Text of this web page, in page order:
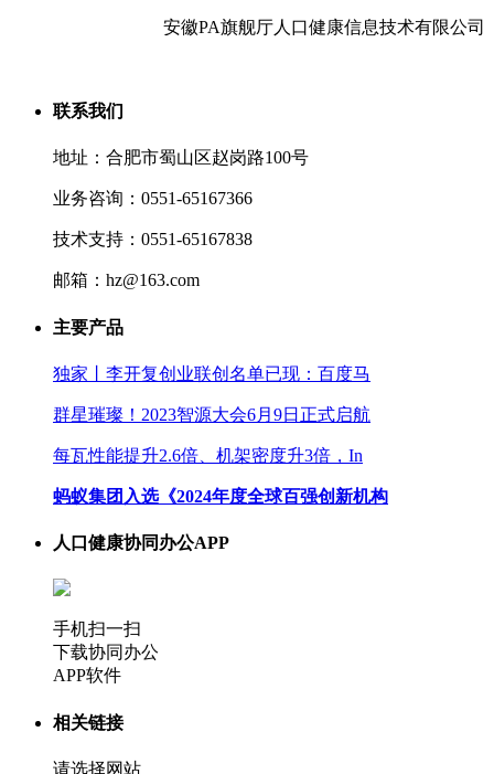
安徽PA旗舰厅人口健康信息技术有限公司
联系我们
地址：合肥市蜀山区赵岗路100号
业务咨询：0551-65167366
技术支持：0551-65167838
邮箱：hz@163.com
主要产品
独家丨李开复创业联创名单已现：百度马
群星璀璨！2023智源大会6月9日正式启航
每瓦性能提升2.6倍、机架密度升3倍，In
蚂蚁集团入选《2024年度全球百强创新机构
人口健康协同办公APP
手机扫一扫
下载协同办公
APP软件
相关链接
请选择网站